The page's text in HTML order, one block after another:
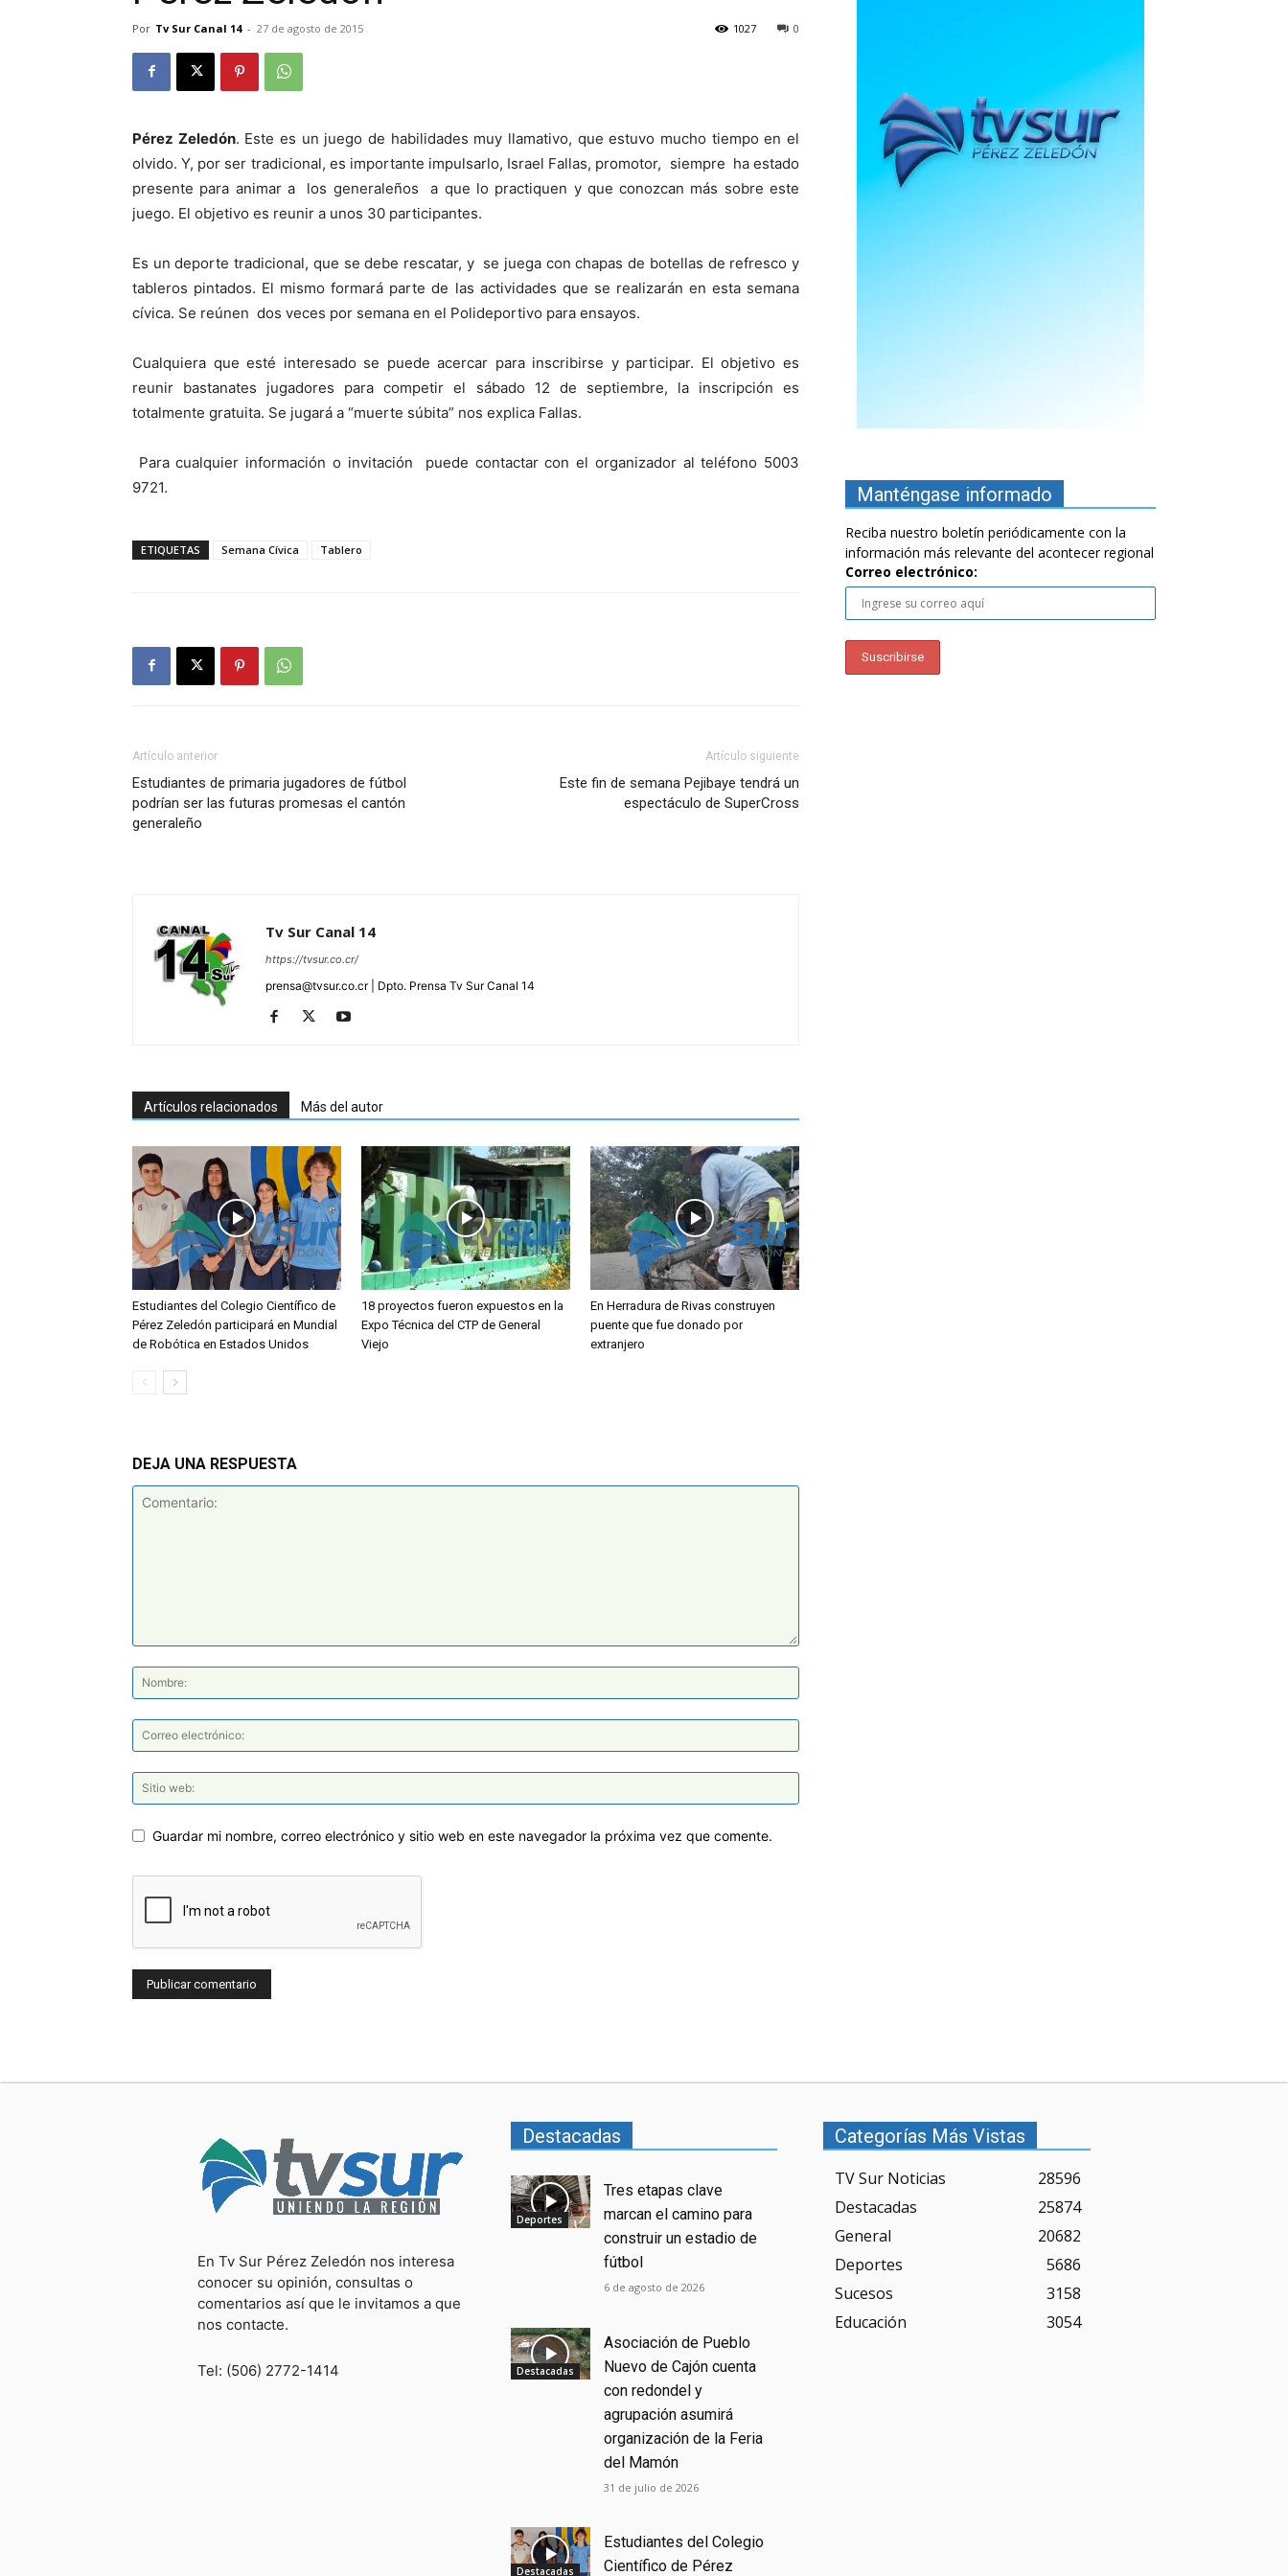
Por Tv Sur Canal 14 - 27 de agosto de 2015 0
1027
Pérez Zeledón. Este es un juego de habilidades muy llamativo, que estuvo mucho tiempo en el
olvido. Y, por ser tradicional, es importante impulsarlo, Israel Fallas, promotor, siempre ha estado
presente para animar a los generaleños a que lo practiquen y que conozcan más sobre este
juego. El objetivo es reunir a unos 30 participantes.
Es un deporte tradicional, que se debe rescatar, y se juega con chapas de botellas de refresco y
tableros pintados. El mismo formará parte de las actividades que se realizarán en esta semana
cívica. Se reúnen dos veces por semana en el Polideportivo para ensayos.
Cualquiera que esté interesado se puede acercar para inscribirse y participar. El objetivo es
reunir bastanates jugadores para competir el sábado 12 de septiembre, la inscripción es
totalmente gratuita. Se jugará a “muerte súbita” nos explica Fallas.
Para cualquier información o invitación puede contactar con el organizador al teléfono 5003
9721.
ETIQUETAS Semana Cívica Tablero
Artículo anterior
Estudiantes de primaria jugadores de fútbol
podrían ser las futuras promesas el cantón
generaleño
Artículo siguiente
Este fin de semana Pejibaye tendrá un
espectáculo de SuperCross
Tv Sur Canal 14
https://tvsur.co.cr/
prensa@tvsur.co.cr | Dpto. Prensa Tv Sur Canal 14
Artículos relacionados Más del autor
Estudiantes del Colegio Científico de
Pérez Zeledón participará en Mundial
de Robótica en Estados Unidos
18 proyectos fueron expuestos en la
Expo Técnica del CTP de General
Viejo
En Herradura de Rivas construyen
puente que fue donado por
extranjero
DEJA UNA RESPUESTA
Guardar mi nombre, correo electrónico y sitio web en este navegador la próxima vez que comente.
Manténgase informado
Reciba nuestro boletín periódicamente con la
información más relevante del acontecer regional
Correo electrónico:
En Tv Sur Pérez Zeledón nos interesa
conocer su opinión, consultas o
comentarios así que le invitamos a que
nos contacte.
Tel: (506) 2772-1414
Destacadas
Deportes
Tres etapas clave
marcan el camino para
construir un estadio de
fútbol
6 de agosto de 2026
Destacadas
Asociación de Pueblo
Nuevo de Cajón cuenta
con redondel y
agrupación asumirá
organización de la Feria
del Mamón
31 de julio de 2026
Destacadas
Estudiantes del Colegio
Científico de Pérez
Categorías Más Vistas
TV Sur Noticias
28596
Destacadas
25874
General
20682
Deportes
5686
Sucesos
3158
Educación
3054